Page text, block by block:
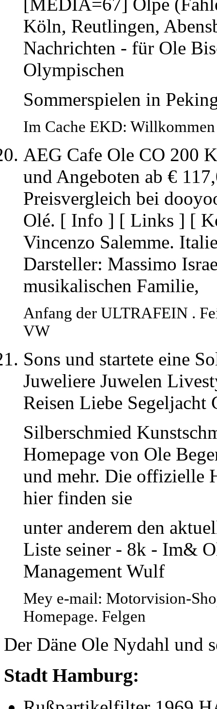
Köln, Reutlingen,
Nachrichten - für Ole
Olympischen
Sommerspielen in
Im Cache EKD:
AEG Cafe Ole CO 200
und Angeboten ab €
Preisvergleich bei
Olé. [ Info ] [ Links ] [
Vincenzo Salemme.
Darsteller: Massimo
musikalischen Familie,
Anfang der ULTRAFEIN .
VW
Sons und startete eine
Juweliere Juwelen
Reisen Liebe Segeljacht
Silberschmied
Homepage von Ole
und mehr. Die offizielle
hier finden sie
unter anderem den
Liste seiner - 8k - Im&
Management Wulf
Mey e-mail: Motorvision-
Homepage. Felgen
Der Däne Ole Nydahl und
Stadt Hamburg: